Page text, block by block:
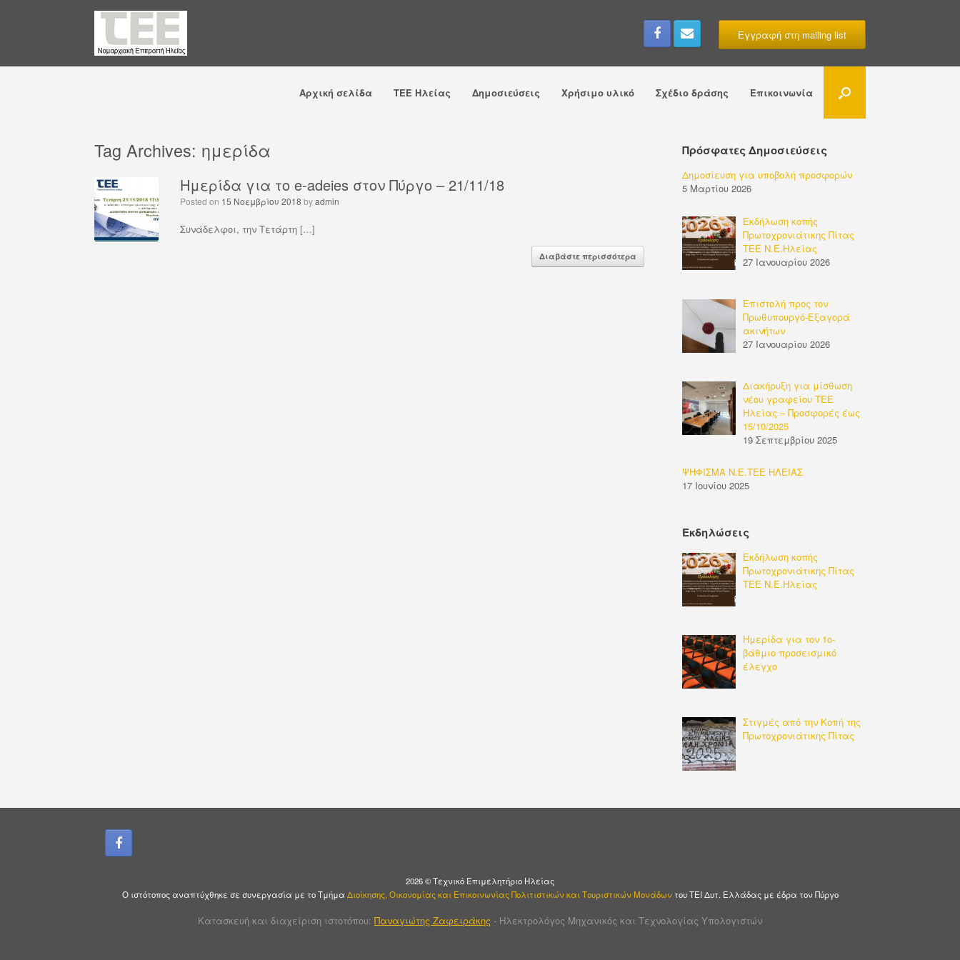
Εγγραφή στη mailing list
Αρχική σελίδα ΤΕΕ Ηλείας Δημοσιεύσεις Χρήσιμο υλικό Σχέδιο δράσης Επικοινωνία
Tag Archives: ημερίδα
Ημερίδα για το e-adeies στον Πύργο – 21/11/18
Posted on 15 Νοεμβρίου 2018 byadmin
Συνάδελφοι, την Τετάρτη […]
Διαβάστε περισσότερα
Πρόσφατες Δημοσιεύσεις
Δημοσίευση για υποβολή προσφορών
5 Μαρτίου 2026
Εκδήλωση κοπής
Πρωτοχρονιάτικης Πίτας
ΤΕΕ Ν.Ε.Ηλείας
27 Ιανουαρίου 2026
Επιστολή προς τον
Πρωθυπουργό-Εξαγορά
ακινήτων
27 Ιανουαρίου 2026
Διακήρυξη για μίσθωση
νέου γραφείου ΤΕΕ
Ηλείας – Προσφορές έως
15/10/2025
19 Σεπτεμβρίου 2025
ΨΗΦΙΣΜΑ Ν.Ε.ΤΕΕ ΗΛΕΙΑΣ
17 Ιουνίου 2025
Εκδηλώσεις
Εκδήλωση κοπής
Πρωτοχρονιάτικης Πίτας
ΤΕΕ Ν.Ε.Ηλείας
Ημερίδα για τον 1ο-
βάθμιο προσεισμικό
έλεγχο
Στιγμές από την Κοπή της
Πρωτοχρονιάτικης Πίτας
2026 © Τεχνικό Επιμελητήριο Ηλείας
Ο ιστότοπος αναπτύχθηκε σε συνεργασία με το Τμήμα Διοίκησης, Οικονομίας και Επικοινωνίας Πολιτιστικών και Τουριστικών Μονάδων του ΤΕΙ Δυτ. Ελλάδας με έδρα τον Πύργο
Κατασκευή και διαχείριση ιστοτόπου: Παναγιώτης Ζαφειράκης - Ηλεκτρολόγος Μηχανικός και Τεχνολογίας Υπολογιστών